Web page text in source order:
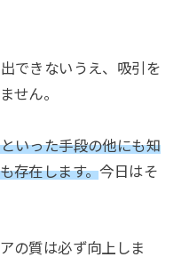
できないうえ、吸引を
せん。
いった手段の他にも知
存在します。今日はそ
の質は必ず向上しま